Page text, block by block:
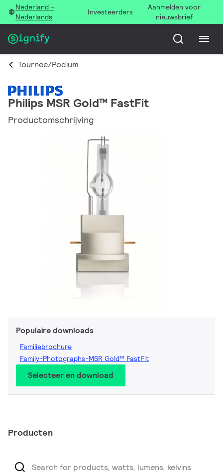
Nederland -
Nederlands
Investeerders
Aanmelden voor
nieuwsbrief
Tournee/Podium
Philips MSR Gold™ FastFit
Productomschrijving
Populaire downloads
Familiebrochure
Family-Photographs-MSR Gold™ FastFit
Selecteer en download
Producten